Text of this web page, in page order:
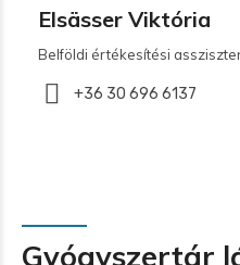
Elsässer Viktória
Belföldi értékesítési
+36 30 696 6137
Gyógyszertár